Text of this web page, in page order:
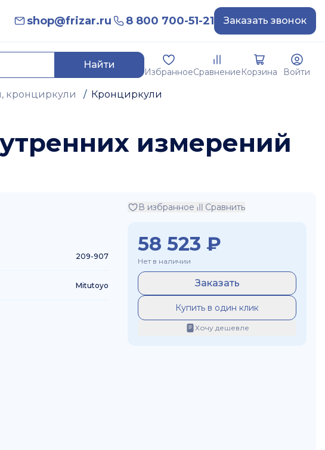
shop@frizar.ru 8 800 700-51-21 Заказать звонок
Найти
ИзбранноеСравнение Корзина Войти
кронциркули / Кронциркули
измерений
209-907
Mitutoyo
В избранное Сравнить
58 523 ₽
Нет в наличии
Заказать
Купить в один клик
Хочу дешевле